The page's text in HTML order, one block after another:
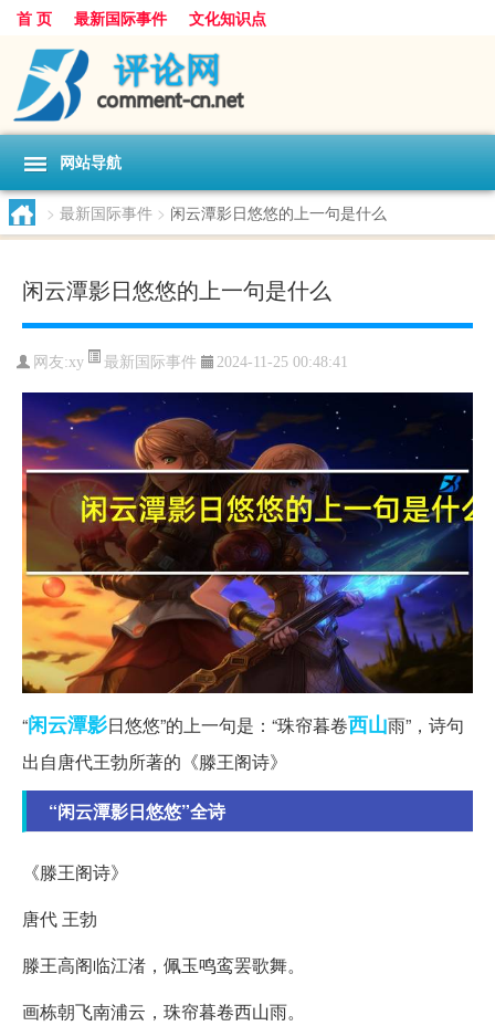
首 页 最新国际事件 文化知识点
网站导航
> 最新国际事件 > 闲云潭影日悠悠的上一句是什么
闲云潭影日悠悠的上一句是什么
网友:xy 最新国际事件 2024-11-25 00:48:41
“闲云潭影日悠悠”的上一句是：“珠帘暮卷西山雨”，诗句
出自唐代王勃所著的《滕王阁诗》
“闲云潭影日悠悠”全诗
《滕王阁诗》
唐代 王勃
滕王高阁临江渚，佩玉鸣鸾罢歌舞。
画栋朝飞南浦云，珠帘暮卷西山雨。